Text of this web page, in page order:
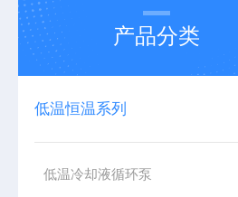
产品分类
低温恒温系列
低温冷却液循环泵